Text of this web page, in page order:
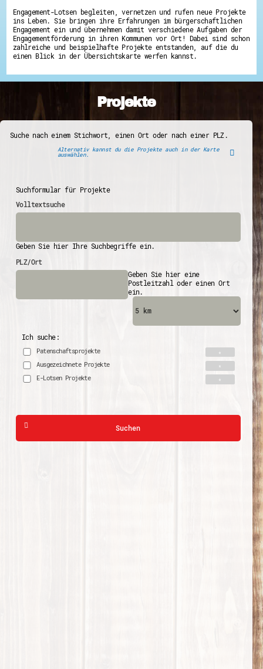
Engagement-Lotsen begleiten, vernetzen und rufen neue Projekte
ins Leben. Sie bringen ihre Erfahrungen im bürgerschaftlichen
Engagement ein und übernehmen damit verschiedene Aufgaben der
Engagementförderung in ihren Kommunen vor Ort! Dabei sind schon
zahlreiche und beispielhafte Projekte entstanden, auf die du
einen Blick in der Übersichtskarte werfen kannst.
Projekte
Suche nach einem Stichwort, einen Ort oder nach einer PLZ.
Alternativ kannst du die Projekte auch in der Karte
auswählen.
Suchformular für Projekte
Volltextsuche
Geben Sie hier Ihre Suchbegriffe ein.
PLZ/Ort
Geben Sie hier eine
Postleitzahl oder einen Ort
ein.
Ich suche:
Patenschaftsprojekte
Ausgezeichnete Projekte
E-Lotsen Projekte
Suchen